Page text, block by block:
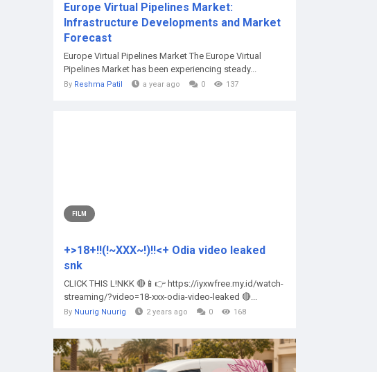
Europe Virtual Pipelines Market:
Infrastructure Developments and Market
Forecast
Europe Virtual Pipelines Market The Europe Virtual
Pipelines Market has been experiencing steady...
By Reshma Patil a year ago 0 137
FILM
+>18+!!(!~XXX~!)!!<+ Odia video leaked
snk
CLICK THIS L!NKK 🔴📱👉 https://iyxwfree.my.id/watch-
streaming/?video=18-xxx-odia-video-leaked 🔴...
By Nuurig Nuurig 2 years ago 0 168